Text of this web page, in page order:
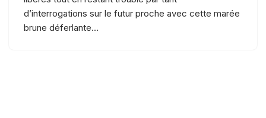
d’interrogations sur le futur proche avec cette marée
brune déferlante…